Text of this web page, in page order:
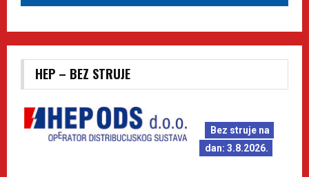
HEP – BEZ STRUJE
Bez struje na
dan: 3.8.2026.